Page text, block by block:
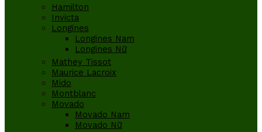
Hamilton
Invicta
Longines
Longines Nam
Longines Nữ
Mathey Tissot
Maurice Lacroix
Mido
Montblanc
Movado
Movado Nam
Movado Nữ